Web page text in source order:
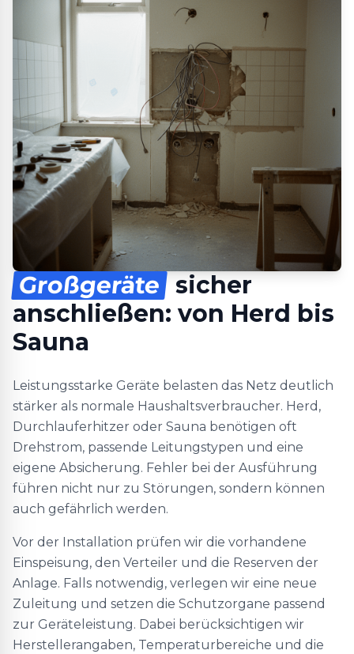
Großgeräte sicher
anschließen: von Herd bis
Sauna
Leistungsstarke Geräte belasten das Netz deutlich
stärker als normale Haushaltsverbraucher. Herd,
Durchlauferhitzer oder Sauna benötigen oft
Drehstrom, passende Leitungstypen und eine
eigene Absicherung. Fehler bei der Ausführung
führen nicht nur zu Störungen, sondern können
auch gefährlich werden.
Vor der Installation prüfen wir die vorhandene
Einspeisung, den Verteiler und die Reserven der
Anlage. Falls notwendig, verlegen wir eine neue
Zuleitung und setzen die Schutzorgane passend
zur Geräteleistung. Dabei berücksichtigen wir
Herstellerangaben, Temperaturbereiche und die